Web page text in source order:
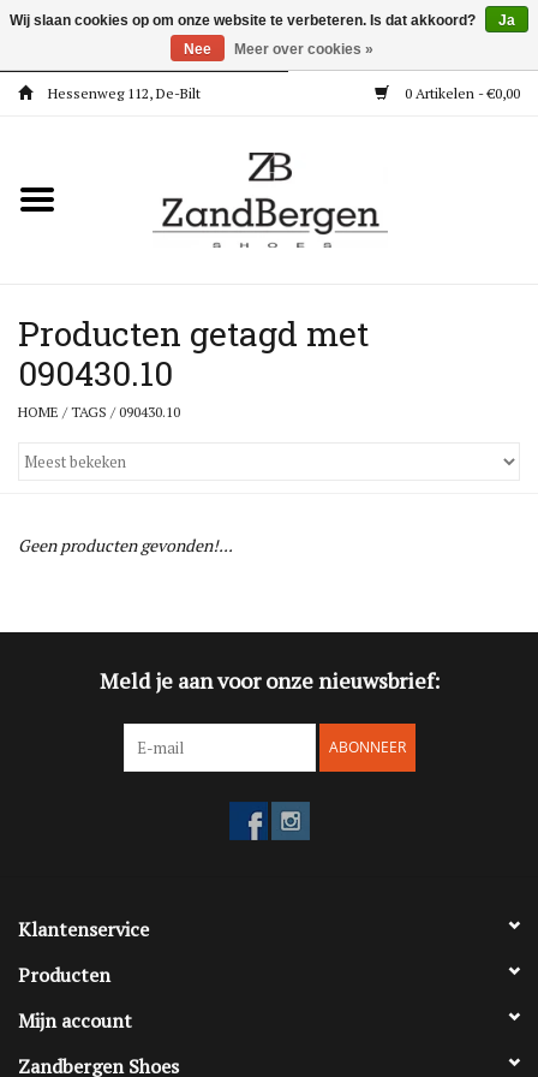
Hessenweg 112, De-Bilt 0 Artikelen - €0,00
Kleding
Meisjes
Jongens
Accessoires
Producten getagd met
090430.10
HOME /TAGS /090430.10
Geen producten gevonden!...
Meld je aan voor onze nieuwsbrief:
ABONNEER
Klantenservice
Producten
Mijn account
Zandbergen Shoes
Wij slaan cookies op om onze website te verbeteren. Is dat akkoord?
Ja
Nee
Meer over cookies »